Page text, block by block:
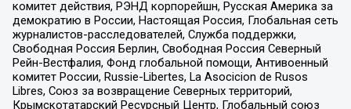
комитет действия, РЭНД корпорейшн, Русская Америка за
демократию в России, Настоящая Россия, Глобальная сеть
журналистов-расследователей, Служба поддержки,
Свободная Россия Берлин, Свободная Россия Северный
Рейн-Вестфалия, Фонд глобальной помощи, Антивоенный
комитет России, Russie-Libertes, La Asocicion de Rusos
Libres, Союз за возвращение Северных территорий,
Крымскотатарский Ресурсный Центр, Глобальный союз